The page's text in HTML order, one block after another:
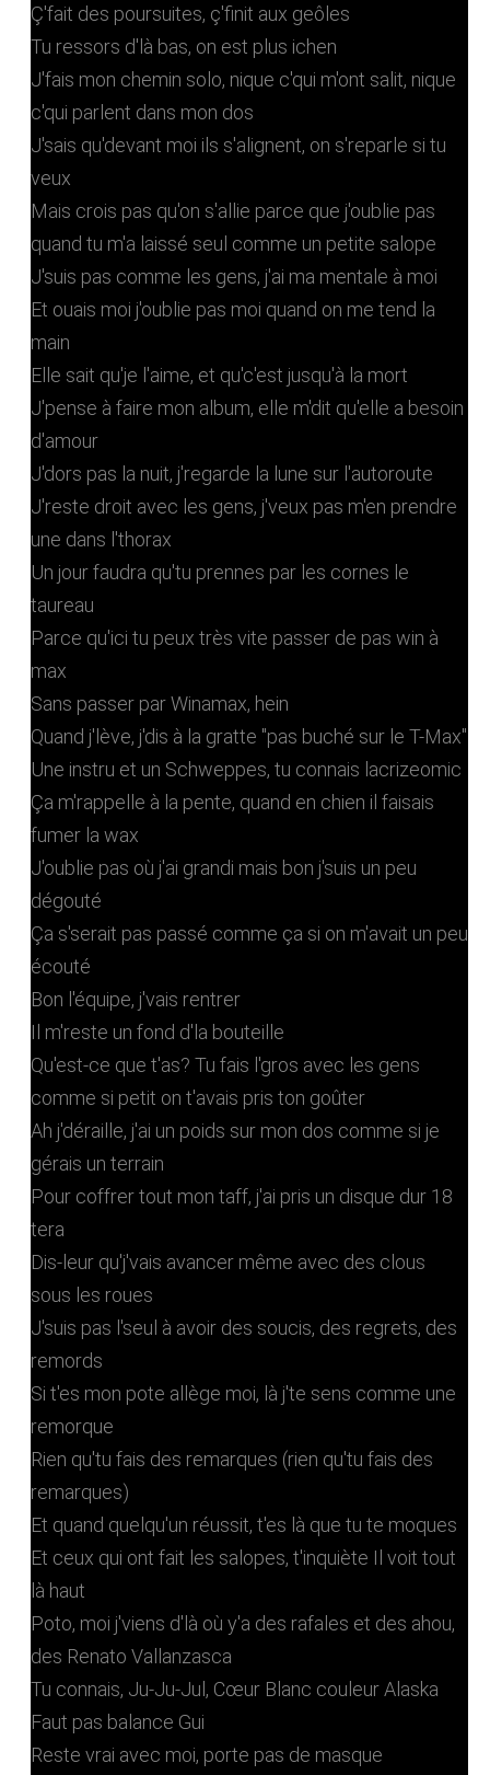
Ç'fait des poursuites, ç'finit aux geôles
Tu ressors d'là bas, on est plus ichen
J'fais mon chemin solo, nique c'qui m'ont salit, nique
c'qui parlent dans mon dos
J'sais qu'devant moi ils s'alignent, on s'reparle si tu
veux
Mais crois pas qu'on s'allie parce que j'oublie pas
quand tu m'a laissé seul comme un petite salope
J'suis pas comme les gens, j'ai ma mentale à moi
Et ouais moi j'oublie pas moi quand on me tend la
main
Elle sait qu'je l'aime, et qu'c'est jusqu'à la mort
J'pense à faire mon album, elle m'dit qu'elle a besoin
d'amour
J'dors pas la nuit, j'regarde la lune sur l'autoroute
J'reste droit avec les gens, j'veux pas m'en prendre
une dans l'thorax
Un jour faudra qu'tu prennes par les cornes le
taureau
Parce qu'ici tu peux très vite passer de pas win à
max
Sans passer par Winamax, hein
Quand j'lève, j'dis à la gratte "pas buché sur le T-Max"
Une instru et un Schweppes, tu connais lacrizeomic
Ça m'rappelle à la pente, quand en chien il faisais
fumer la wax
J'oublie pas où j'ai grandi mais bon j'suis un peu
dégouté
Ça s'serait pas passé comme ça si on m'avait un peu
écouté
Bon l'équipe, j'vais rentrer
Il m'reste un fond d'la bouteille
Qu'est-ce que t'as? Tu fais l'gros avec les gens
comme si petit on t'avais pris ton goûter
Ah j'déraille, j'ai un poids sur mon dos comme si je
gérais un terrain
Pour coffrer tout mon taff, j'ai pris un disque dur 18
tera
Dis-leur qu'j'vais avancer même avec des clous
sous les roues
J'suis pas l'seul à avoir des soucis, des regrets, des
remords
Si t'es mon pote allège moi, là j'te sens comme une
remorque
Rien qu'tu fais des remarques (rien qu'tu fais des
remarques)
Et quand quelqu'un réussit, t'es là que tu te moques
Et ceux qui ont fait les salopes, t'inquiète Il voit tout
là haut
Poto, moi j'viens d'là où y'a des rafales et des ahou,
des Renato Vallanzasca
Tu connais, Ju-Ju-Jul, Cœur Blanc couleur Alaska
Faut pas balance Gui
Reste vrai avec moi, porte pas de masque